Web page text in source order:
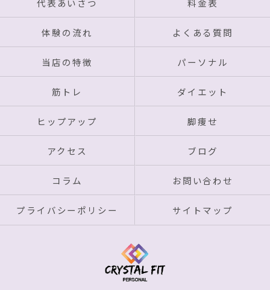
代表あいさつ 料金表
体験の流れ よくある質問
当店の特徴 パーソナル
筋トレ ダイエット
ヒップアップ 脚痩せ
アクセス ブログ
コラム お問い合わせ
プライバシーポリシー サイトマップ